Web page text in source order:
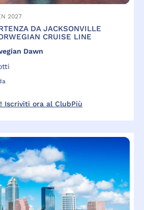
2027
DA JACKSONVILLE
CRUISE LINE
Dawn
Iscriviti ora al ClubPiù